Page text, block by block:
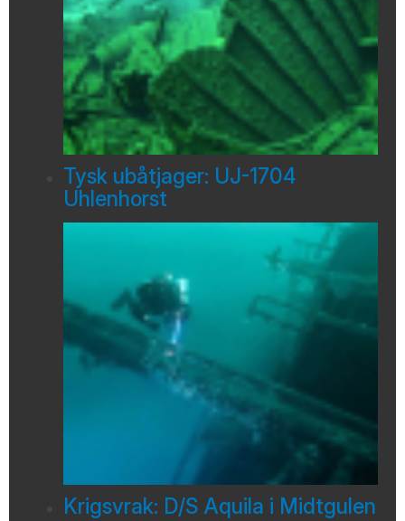
Tysk ubåtjager: UJ-1704
Uhlenhorst
Krigsvrak: D/S Aquila i Midtgulen